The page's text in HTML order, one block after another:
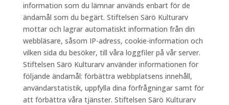
information som du lämnar används enbart för de
ändamål som du begärt. Stiftelsen Särö Kulturarv
mottar och lagrar automatiskt information från din
webbläsare, såsom IP-adress, cookie-information och
vilken sida du besöker, till våra loggfiler på vår server.
Stiftelsen Särö Kulturarv använder informationen för
följande ändamål: förbättra webbplatsens innehåll,
användarstatistik, uppfylla dina förfrågningar samt för
att förbättra våra tjänster. Stiftelsen Särö Kulturarv